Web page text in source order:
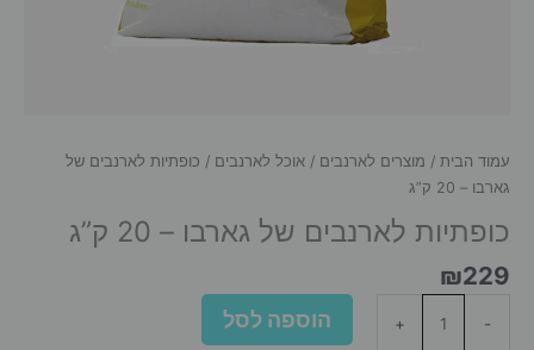
עמוד הבית / מוצרים לארנבים / אוכל לארנבים / כופתיות לארנבים של
גארבו – 20 ק”ג
כופתיות לארנבים של גארבו – 20 ק”ג
₪229
-
+ הוספה לסל